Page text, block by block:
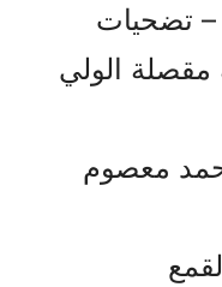
الولي
معصوم